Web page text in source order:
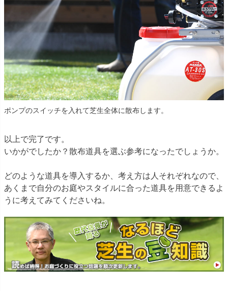
ポンプのスイッチを入れて芝生全体に散布します。
以上で完了です。
いかがでしたか？散布道具を選ぶ参考になったでしょうか。
どのような道具を導入するか、考え方は人それぞれなので、
あくまで自分のお庭やスタイルに合った道具を用意できるよ
うに考えてみてくださいね。